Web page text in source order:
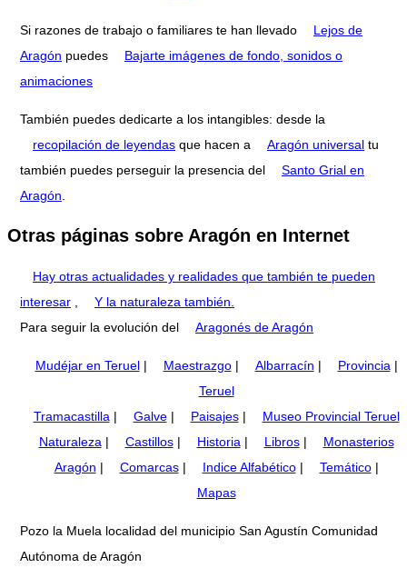
Si razones de trabajo o familiares te han llevado
Lejos de
Aragón puedes
Bajarte imágenes de fondo, sonidos o
animaciones
También puedes dedicarte a los intangibles: desde la
recopilación de leyendas que hacen a Aragón universal tu
también puedes perseguir la presencia del
Santo Grial en
Aragón
Otras páginas sobre Aragón en Internet
Hay otras actualidades y realidades que también te pueden
interesar
Y la naturaleza también.
Para seguir la evolución del
Aragonés de Aragón
Mudéjar en Teruel| Maestrazgo| Albarracín | Provincia |
Teruel
Tramacastilla | Galve| Paisajes|
Museo Provincial Teruel
Naturaleza | Castillos| Historia | Libros|
Monasterios
Aragón | Comarcas| Indice Alfabético| Temático|
Mapas
Pozo la Muela localidad del municipio San Agustín Comunidad
Autónoma de Aragón